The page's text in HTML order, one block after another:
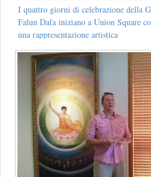
I quattro giorni di celebrazione della
Falun Dafa iniziano a Union Square
una rappresentazione artistica